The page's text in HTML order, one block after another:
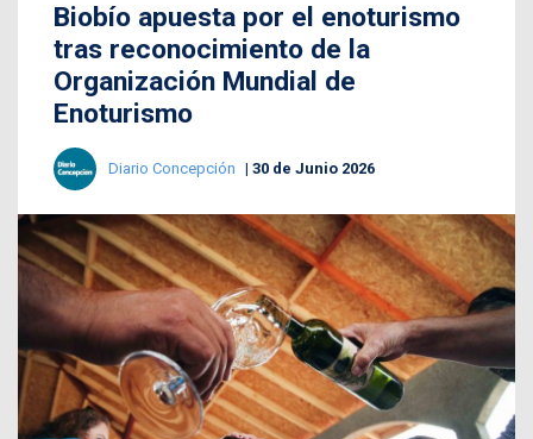
Biobío apuesta por el enoturismo
tras reconocimiento de la
Organización Mundial de
Enoturismo
Diario Concepción 30 de Junio 2026